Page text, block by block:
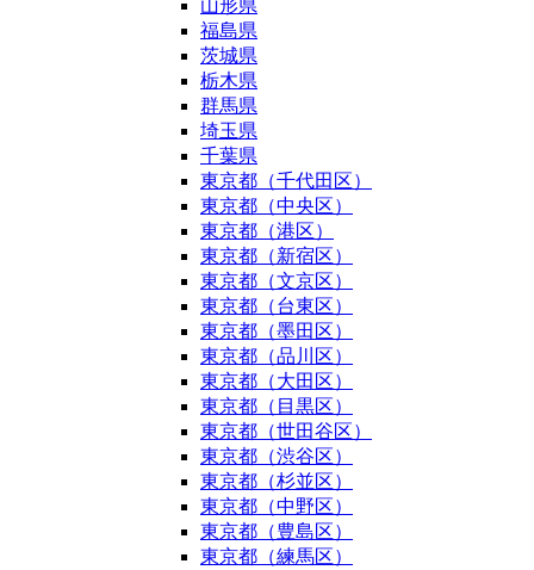
山形県
福島県
茨城県
栃木県
群馬県
埼玉県
千葉県
東京都（千代田区）
東京都（中央区）
東京都（港区）
東京都（新宿区）
東京都（文京区）
東京都（台東区）
東京都（墨田区）
東京都（品川区）
東京都（大田区）
東京都（目黒区）
東京都（世田谷区）
東京都（渋谷区）
東京都（杉並区）
東京都（中野区）
東京都（豊島区）
東京都（練馬区）